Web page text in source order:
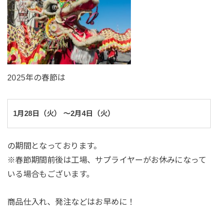
2025年の春節は
1月28日（火） 〜2月4日（火）
の期間となっております。
※春節期間前後は工場、サプライヤーがお休みになって
いる場合もございます。
商品仕入れ、発注などはお早めに！